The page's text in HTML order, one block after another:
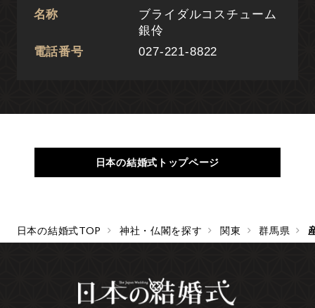
日本の結婚式TOP 神社・仏閣を探す 関東 群馬県
名称
ブライダルコスチューム
銀伶
電話番号
027-221-8822
日本の結婚式トップページ